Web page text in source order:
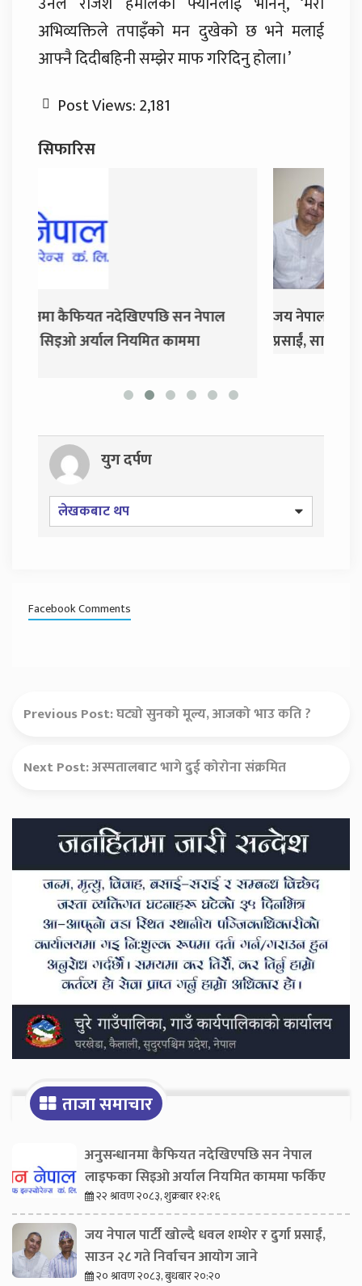
अभिव्यक्तिले तपाइँको मन दुखेको छ भने मलाई
आफ्नै दिदीबहिनी सम्झेर माफ गरिदिनु होला।’
Post Views:2,181
सिफारिस
जय नेपाल पार्टी खोल्दै धवल शम्शेर र दुर्गा
प्रसाईं, साउन २८ गते निर्वाचन आयोग जाने
युग दर्पण
लेखकबाट थप
Facebook Comments
Previous Post:घट्यो सुनको मूल्य, आजको भाउ कति ?
Next Post:अस्पतालबाट भागे दुई कोरोना संक्रमित
Secondary
Sidebar
ताजा समाचार
अनुसन्धानमा कैफियत नदेखिएपछि सन नेपाल
लाइफका सिइओ अर्याल नियमित काममा फर्किए
२२ श्रावण २०८३, शुक्रबार १२:१६
जय नेपाल पार्टी खोल्दै धवल शम्शेर र दुर्गा प्रसाईं,
साउन २८ गते निर्वाचन आयोग जाने
२० श्रावण २०८३, बुधबार २०:२०